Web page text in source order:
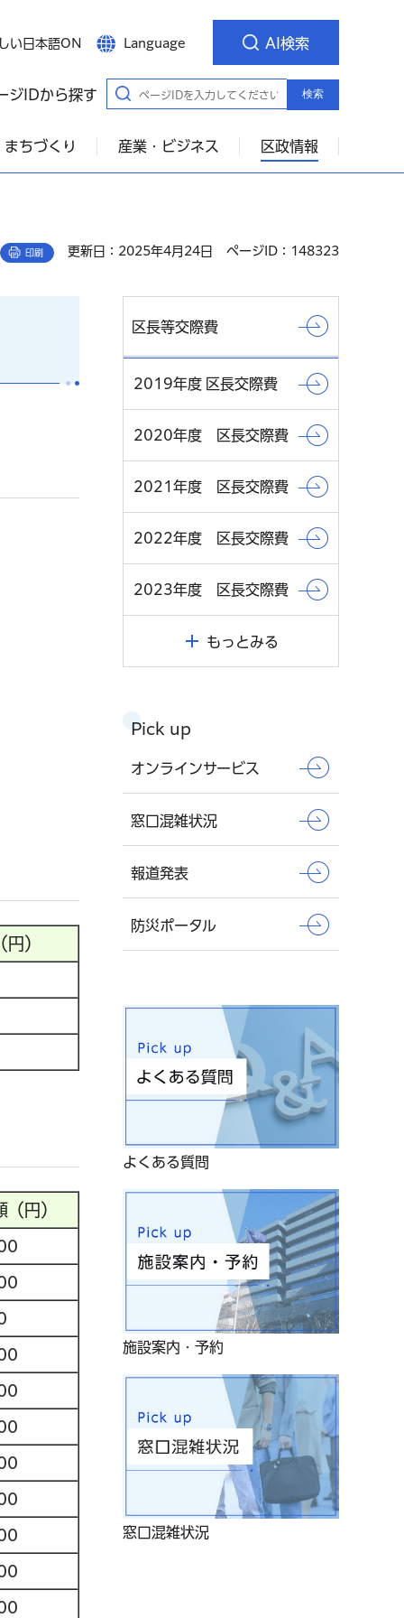
い日本語ON Language AI検索
ジIDから探す 検索
まちづくり 産業・ビジネス 区政情報
印刷 更新日：2025年4月24日 ページID：148323
）
（円）
区長等交際費
2019年度 区長交際費
2020年度 区長交際費
2021年度 区長交際費
2022年度 区長交際費
2023年度 区長交際費
もっとみる
Pick up
オンラインサービス
窓口混雑状況
報道発表
防災ポータル
よくある質問
施設案内・予約
窓口混雑状況